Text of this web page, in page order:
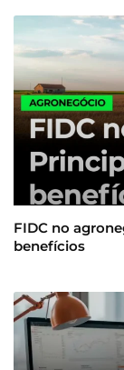
FIDC no
benefícios